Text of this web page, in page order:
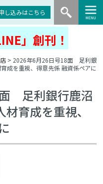
し込みはこちら
」創刊！
> 2026年6月26日号18面 足利銀
成を重視、得意先係 融資係ペアに
足利銀行鹿沼
育成を重視、